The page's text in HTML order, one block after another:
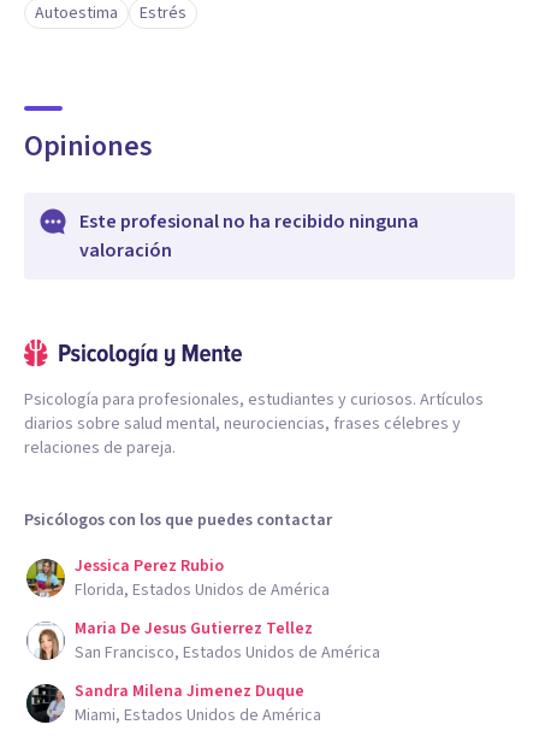
Autoestima
Estrés
Opiniones
Este profesional no ha recibido ninguna
valoración
Psicología para profesionales, estudiantes y curiosos. Artículos
diarios sobre salud mental, neurociencias, frases célebres y
relaciones de pareja.
Psicólogos con los que puedes contactar
Jessica Perez Rubio
Florida, Estados Unidos de América
Maria De Jesus Gutierrez Tellez
San Francisco, Estados Unidos de América
Sandra Milena Jimenez Duque
Miami, Estados Unidos de América